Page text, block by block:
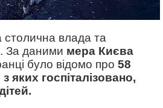
влада та
За даними мера Києва
було відомо про 58
яких госпіталізовано,